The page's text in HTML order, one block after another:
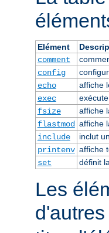
Elément
comment
config
echo
affiche
exec
fsize
affiche
flastmod affiche
include
inclut
printenv affiche
set
définit
Les